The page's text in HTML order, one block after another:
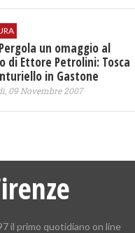
un omaggio al
di Ettore Petrolini: Tosca
in Gastone
09 Novembre 2007
il primo quotidiano on line